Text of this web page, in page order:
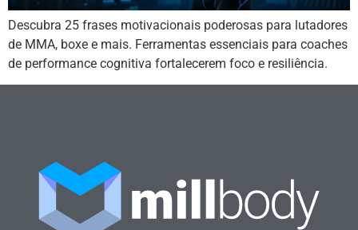
Descubra 25 frases motivacionais poderosas para lutadores
de MMA, boxe e mais. Ferramentas essenciais para coaches
de performance cognitiva fortalecerem foco e resiliência.